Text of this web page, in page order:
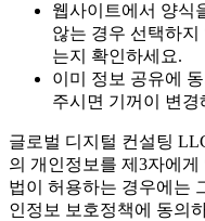
웹사이트에서 양식
않는 경우 선택하
는지 확인하세요.
이미 정보 공유에
주시면 기꺼이 변
글로벌 디지털 컨설팅
의 개인정보를 제3자에
법이 허용하는 경우에는
인정보 보호정책에 동의